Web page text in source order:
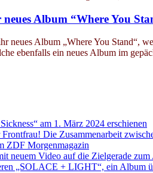
Album “Where You
neues Album „Where You Stand“,
ebenfalls ein neues Album im
am 1. März 2024 erschienen
Die Zusammenarbeit
ZDF Morgenmagazin
neuem Video auf die Zielgerade zum
„SOLACE + LIGHT“, ein Album